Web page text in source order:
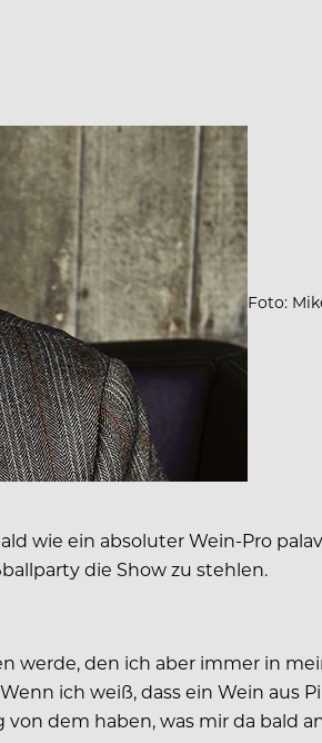
Foto:
wie ein absoluter Wein-Pro
die Show zu stehlen.
werde, den ich aber immer in
ich weiß, dass ein Wein aus
dem haben, was mir da bald